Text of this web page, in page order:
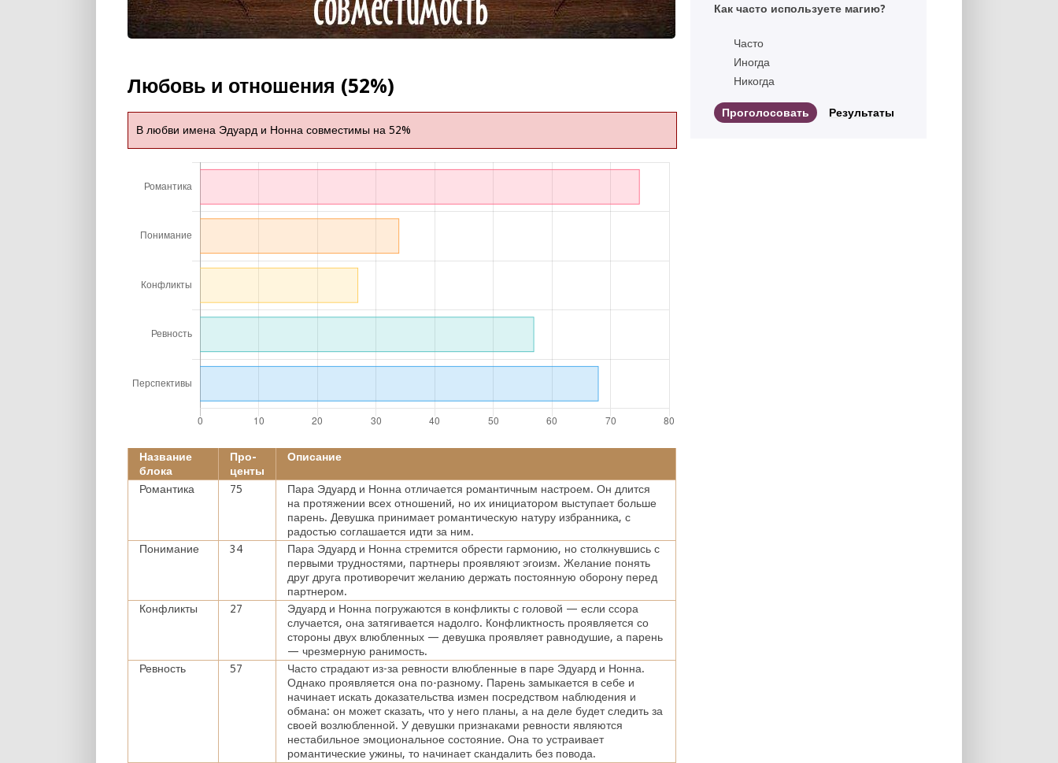
Любовь и отношения (52%)
В любви имена Эдуард и Нонна совместимы на 52%
Название
блока
Про-
центы
Описание
Романтика 75
Пара Эдуард и Нонна отличается романтичным настроем. Он длится
на протяжении всех отношений, но их инициатором выступает больше
парень. Девушка принимает романтическую натуру избранника, с
радостью соглашается идти за ним.
Понимание
34
Пара Эдуард и Нонна стремится обрести гармонию, но столкнувшись с
первыми трудностями, партнеры проявляют эгоизм. Желание понять
друг друга противоречит желанию держать постоянную оборону перед
партнером.
Конфликты
27
Эдуард и Нонна погружаются в конфликты с головой — если ссора
случается, она затягивается надолго. Конфликтность проявляется со
стороны двух влюбленных — девушка проявляет равнодушие, а парень
— чрезмерную ранимость.
Ревность
57
Часто страдают из-за ревности влюбленные в паре Эдуард и Нонна.
Однако проявляется она по-разному. Парень замыкается в себе и
начинает искать доказательства измен посредством наблюдения и
обмана: он может сказать, что у него планы, а на деле будет следить за
своей возлюбленной. У девушки признаками ревности являются
нестабильное эмоциональное состояние. Она то устраивает
романтические ужины, то начинает скандалить без повода.
Как часто используете магию?
Часто
Иногда
Никогда
Результаты